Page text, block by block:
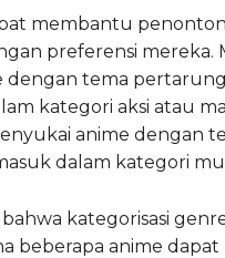
membantu
preferensi mereka.
dengan tema
kategori aksi atau
anime dengan
dalam kategori
kategorisasi
beberapa anime